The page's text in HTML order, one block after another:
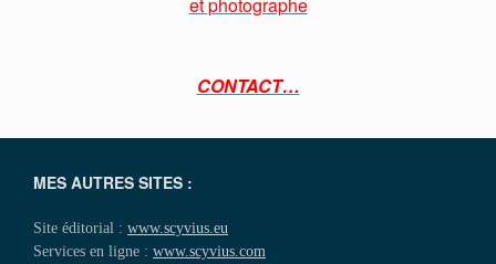
CONTACT…
MES AUTRES SITES :
Site éditorial : www.scyvius.eu
Services en ligne : www.scyvius.com